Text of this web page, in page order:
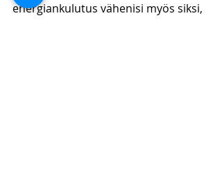
energiankulutus vähenisi myös siksi,